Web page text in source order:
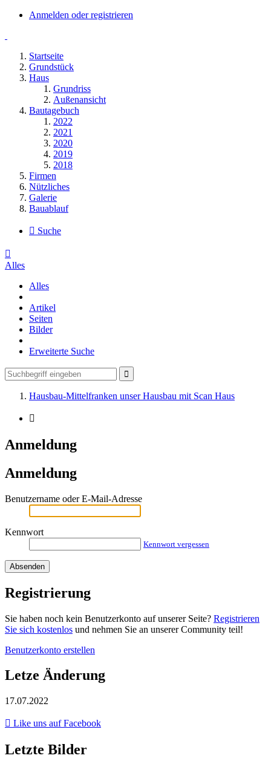
Anmelden oder registrieren
Startseite
Grundstück
Haus
Grundriss
Außenansicht
Bautagebuch
2022
2021
2020
2019
2018
Firmen
Nützliches
Galerie
Bauablauf
Suche
Alles
Alles
Artikel
Seiten
Bilder
Erweiterte Suche
Hausbau-Mittelfranken unser Hausbau mit Scan Haus
Anmeldung
Anmeldung
Benutzername oder E-Mail-Adresse
Kennwort
Kennwort vergessen
Registrierung
Sie haben noch kein Benutzerkonto auf unserer Seite? Registrieren
Sie sich kostenlos und nehmen Sie an unserer Community teil!
Benutzerkonto erstellen
Letze Änderung
17.07.2022
Like uns auf Facebook
Letzte Bilder